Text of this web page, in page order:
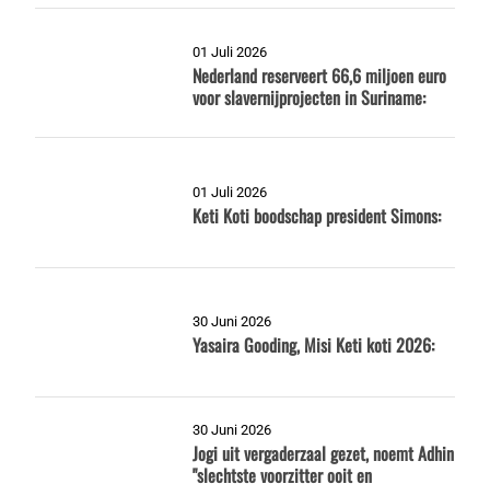
01 Juli 2026
Nederland reserveert 66,6 miljoen euro
voor slavernijprojecten in Suriname:
01 Juli 2026
Keti Koti boodschap president Simons:
30 Juni 2026
Yasaira Gooding, Misi Keti koti 2026:
30 Juni 2026
Jogi uit vergaderzaal gezet, noemt Adhin
"slechtste voorzitter ooit en